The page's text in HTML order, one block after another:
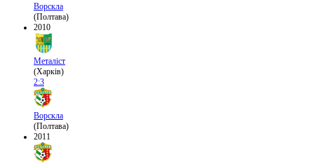
Ворскла
(Полтава)
2010
Металіст
(Харків)
2:3
Ворскла
(Полтава)
2011